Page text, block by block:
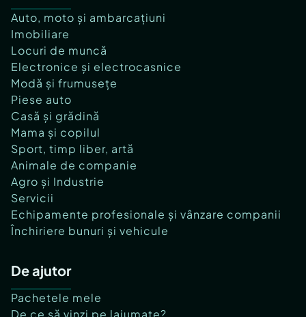
Auto, moto și ambarcațiuni
Imobiliare
Locuri de muncă
Electronice și electrocasnice
Modă și frumusețe
Piese auto
Casă și grădină
Mama și copilul
Sport, timp liber, artă
Animale de companie
Agro și Industrie
Servicii
Echipamente profesionale și vânzare companii
Închiriere bunuri și vehicule
De ajutor
Pachetele mele
De ce să vinzi pe lajumate?